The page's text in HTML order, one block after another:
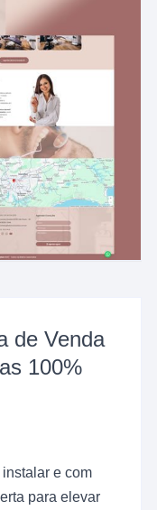
de Venda
100%
e com
para elevar